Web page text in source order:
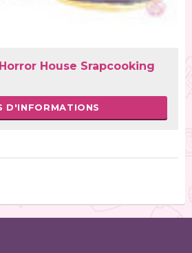
House Srapcooking
D'INFORMATIONS